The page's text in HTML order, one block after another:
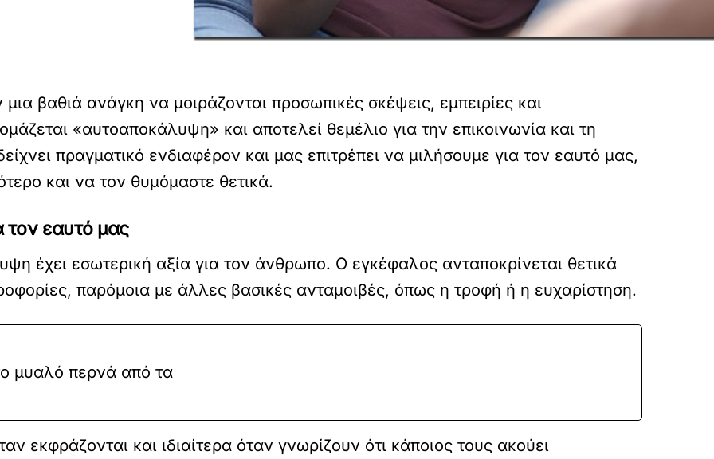
βαθιά ανάγκη να μοιράζονται προσωπικές σκέψεις, εμπειρίες και
«αυτοαποκάλυψη» και αποτελεί θεμέλιο για την επικοινωνία και τη
πραγματικό ενδιαφέρον και μας επιτρέπει να μιλήσουμε για τον εαυτό μας,
και να τον θυμόμαστε θετικά.
τον εαυτό μας
έχει εσωτερική αξία για τον άνθρωπο. Ο εγκέφαλος ανταποκρίνεται θετικά
παρόμοια με άλλες βασικές ανταμοιβές, όπως η τροφή ή η ευχαρίστηση.
μυαλό περνά από τα
εκφράζονται και ιδιαίτερα όταν γνωρίζουν ότι κάποιος τους ακούει